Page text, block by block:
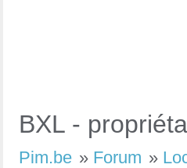
BXL -
Pim.be » Forum »